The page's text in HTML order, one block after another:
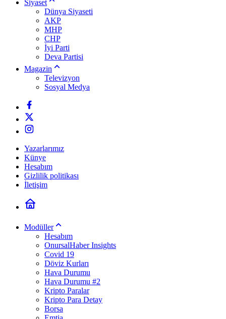
Siyaset
Dünya Siyaseti
AKP
MHP
CHP
İyi Parti
Deva Partisi
Magazin
Televizyon
Sosyal Medya
Yazarlarımız
Künye
Hesabım
Gizlilik politikası
İletişim
Modüller
Hesabım
OnursalHaber Insights
Covid 19
Döviz Kurları
Hava Durumu
Hava Durumu #2
Kripto Paralar
Kripto Para Detay
Borsa